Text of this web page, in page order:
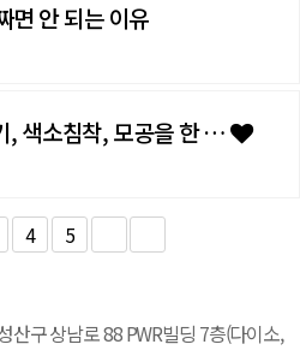
면 안 되는 이유
, 색소침착, 모공을 한 …
4 5
산구 상남로 88 PWR빌딩 7층(다이소,